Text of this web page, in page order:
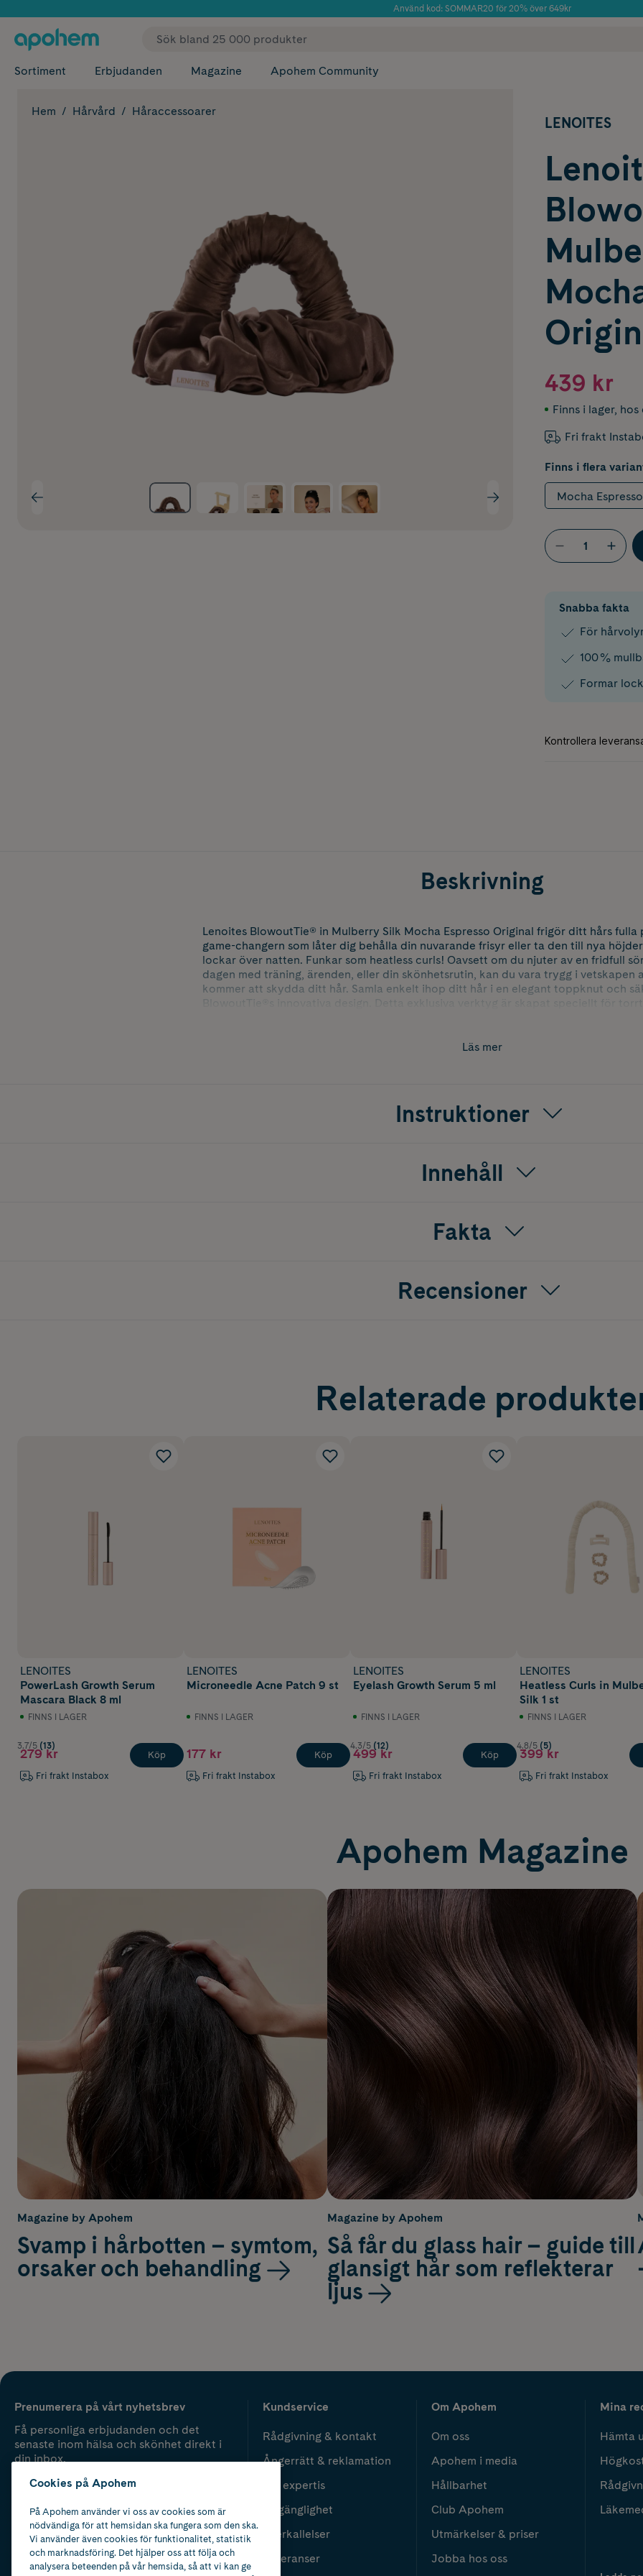
Använd kod: SOMMAR20 för 20% över 649kr
✓ Fri frakt
Sortiment Erbjudanden Magazine Apohem Community
Hem Hårvård Håraccessoarer
LENOITES
439 kr
Finns i lager, hos
Fri frakt
Finns i flera
Mocha
Snabba fakta
För
100 %
Formar
Beskrivning
Lenoites BlowoutTie® in Mulberry Silk Mocha Espresso Original frigör ditt hårs
game-changern som låter dig behålla din nuvarande frisyr eller ta den till nya
lockar över natten. Funkar som heatless curls! Oavsett om du njuter av en fridfull
dagen med träning, ärenden, eller din skönhetsrutin, kan du vara trygg i vetskapen
kommer att skydda ditt hår. Samla enkelt ihop ditt hår i en elegant toppknut och
BlowoutTie®s innovativa design. Detta exklusiva verktyg är skapat speciellt för
Läs mer
Instruktioner
Innehåll
Fakta
Recensioner
Relaterade
LENOITES
PowerLash Growth Serum
Mascara Black 8 ml
FINNS I LAGER
3.7/5 (13)
279 kr
Fri frakt Instabox
Köp
LENOITES
Microneedle Acne Patch 9 st
FINNS I LAGER
177 kr
Fri frakt Instabox
Köp
LENOITES
Eyelash Growth Serum 5 ml
FINNS I LAGER
4.3/5 (12)
499 kr
Fri frakt Instabox
Köp
LENOITES
Heatless Curls in
Silk 1 st
FINNS I LAGER
4.8/5 (5)
399 kr
Fri frakt Instabox
Apohem Magazine
Magazine by Apohem
Svamp i hårbotten – symtom,
orsaker och behandling
Magazine by Apohem
Så får du glass hair – guide till
glansigt hår som reflekterar
ljus
Prenumerera på vårt nyhetsbrev
Få personliga erbjudanden och det
senaste inom hälsa och skönhet direkt i
din inbox.
Kundservice
Rådgivning & kontakt
Ångerrätt & reklamation
Vår expertis
Tillgänglighet
Återkallelser
Leveranser
Om Apohem
Om oss
Apohem i media
Hållbarhet
Club Apohem
Utmärkelser & priser
Jobba hos oss
Mina
Hämta
Cookies på Apohem
På Apohem använder vi oss av cookies som är
nödvändiga för att hemsidan ska fungera som den ska.
Vi använder även cookies för funktionalitet, statistik
och marknadsföring. Det hjälper oss att följa och
analysera beteenden på vår hemsida, så att vi kan ge